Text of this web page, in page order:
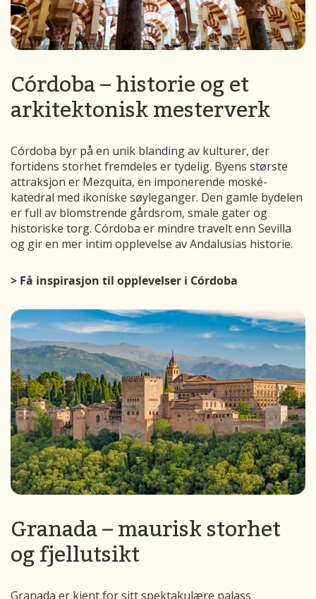
Córdoba – historie og et
arkitektonisk mesterverk
Córdoba byr på en unik blanding av kulturer, der
fortidens storhet fremdeles er tydelig. Byens største
attraksjon er Mezquita, en imponerende moské-
katedral med ikoniske søyleganger. Den gamle bydelen
er full av blomstrende gårdsrom, smale gater og
historiske torg. Córdoba er mindre travelt enn Sevilla
og gir en mer intim opplevelse av Andalusias historie.
> Få inspirasjon til opplevelser i Córdoba
Granada – maurisk storhet
og fjellutsikt
Granada er kjent for sitt spektakulære palass